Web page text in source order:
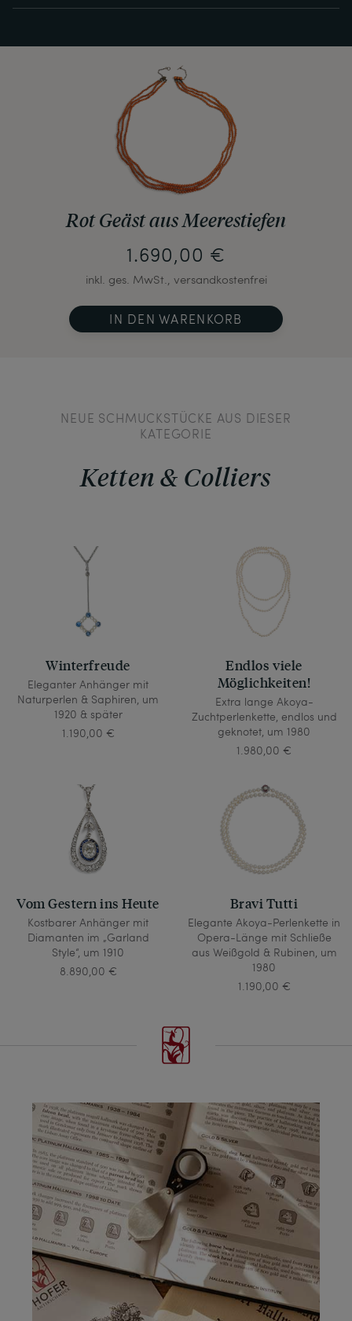
Rot Geäst aus Meerestiefen
1.690,00 €
inkl. ges. MwSt., versandkostenfrei
IN DEN WARENKORB
NEUE SCHMUCKSTÜCKE AUS DIESER
KATEGORIE
Ketten & Colliers
Winterfreude
Eleganter Anhänger mit
Naturperlen & Saphiren, um
1920 & später
1.190,00 €
Endlos viele
Möglichkeiten!
Extra lange Akoya-
Zuchtperlenkette, endlos und
geknotet, um 1980
1.980,00 €
Vom Gestern ins Heute
Kostbarer Anhänger mit
Diamanten im „Garland
Style“, um 1910
8.890,00 €
Bravi Tutti
Elegante Akoya-Perlenkette in
Opera-Länge mit Schließe
aus Weißgold & Rubinen, um
1980
1.190,00 €